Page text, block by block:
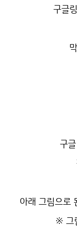
구글
구
아래 그림으로
※ 그